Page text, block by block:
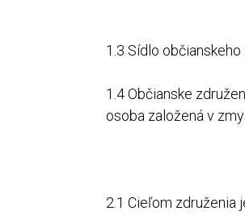
1.3 Sídlo občianskeho
1.4 Občianske
osoba založená v
2.1 Cieľom združenia